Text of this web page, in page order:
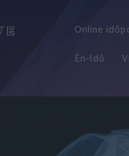
Online
Én-Idő